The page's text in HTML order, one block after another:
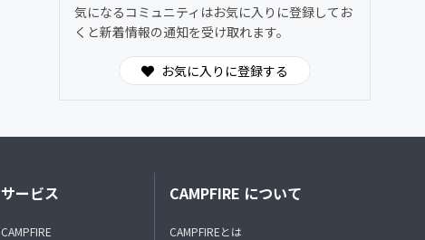
気になるコミュニティはお気に入りに登録してお
くと新着情報の通知を受け取れます。
お気に入りに登録する
サービス
CAMPFIRE
CAMPFIRE について
CAMPFIREとは